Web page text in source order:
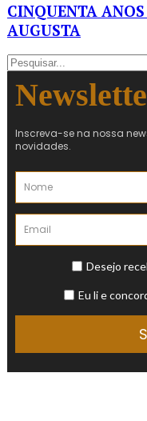
CINQUENTA
AUGUSTA